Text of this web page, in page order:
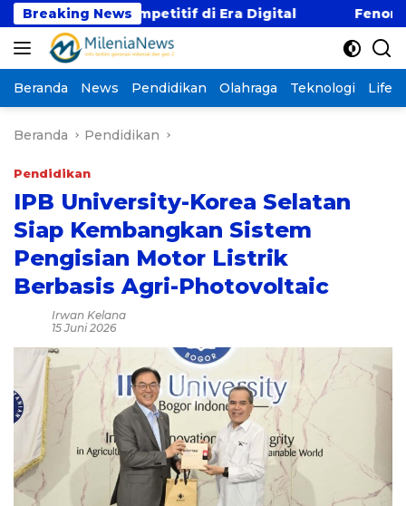
Langsung
ke
konten
Breaking News
Gaji Kompetitif di Era Digital Fenomena
Beranda News Pendidikan Olahraga Teknologi
Beranda Pendidikan
Pendidikan
IPB University-Korea Selatan
Siap Kembangkan Sistem
Pengisian Motor Listrik
Berbasis Agri-Photovoltaic
Irwan Kelana
15 Juni 2026